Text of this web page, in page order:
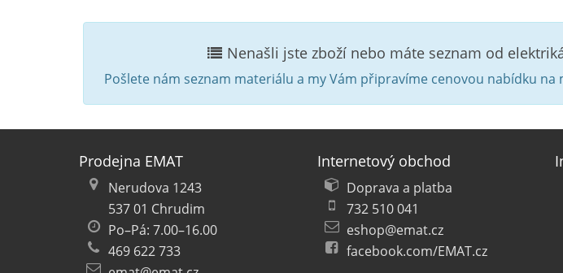
Nenašli jste zboží nebo máte seznam od
Pošlete nám seznam materiálu a my Vám připravíme cenovou nabídku na
Prodejna EMAT
Nerudova 1243
537 01 Chrudim
Po–Pá: 7.00–16.00
469 622 733
Internetový obchod
Doprava a platba
732 510 041
eshop@emat.cz
facebook.com/EMAT.cz